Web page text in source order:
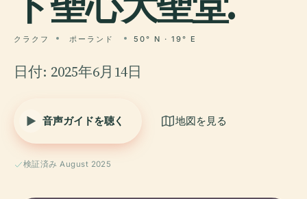
クラクフ ポーランド 50° N · 19° E
日付: 2025年6月14日
音声ガイドを聴く 地図を見る
検証済み August 2025